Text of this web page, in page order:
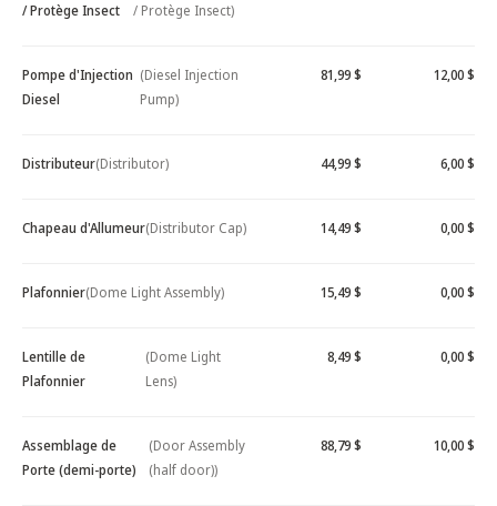
/ Protège Insect
/ Protège Insect)
Pompe d'Injection
Diesel
(Diesel Injection
Pump)
81,99 $ 12,00 $
Distributeur(Distributor) 44,99 $ 6,00 $
Chapeau d'Allumeur(Distributor Cap) 14,49 $ 0,00 $
Plafonnier(Dome Light Assembly) 15,49 $ 0,00 $
Lentille de
Plafonnier
(Dome Light
Lens)
8,49 $ 0,00 $
Assemblage de
Porte (demi-porte)
(Door Assembly
(half door))
88,79 $ 10,00 $